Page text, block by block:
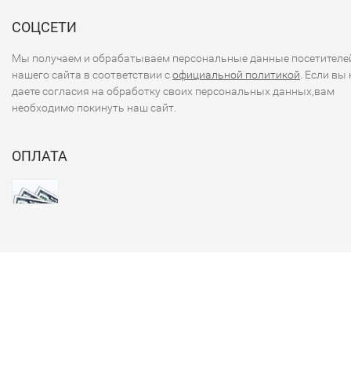
СОЦСЕТИ
Мы получаем и обрабатываем персональные данные
нашего сайта в соответствии софициальной политикой . Если вы
даете согласия на обработку своих персональных данных,вам
необходимо покинуть наш сайт.
ОПЛАТА